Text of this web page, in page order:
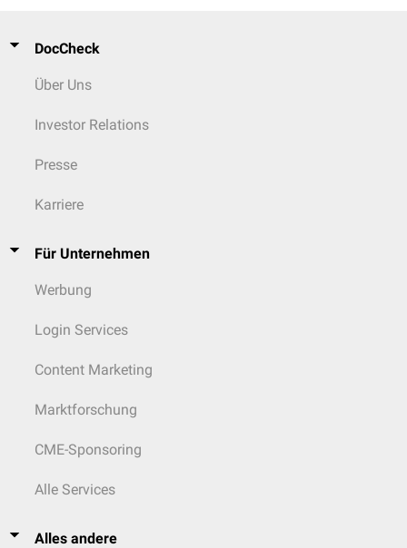
DocCheck
Über Uns
Investor Relations
Presse
Karriere
Für Unternehmen
Werbung
Login Services
Content Marketing
Marktforschung
CME-Sponsoring
Alle Services
Alles andere